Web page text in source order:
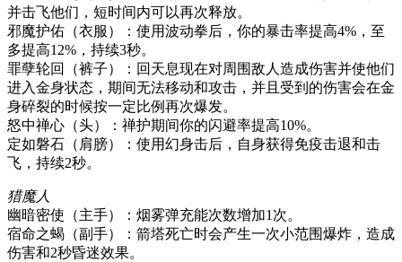
并击飞他们，短时间内可以再次释放。
邪魔护佑（衣服）：使用波动拳后，你的暴击率提高4%，至
多提高12%，持续3秒。
罪孽轮回（裤子）：回天息现在对周围敌人造成伤害并使他们
进入金身状态，期间无法移动和攻击，并且受到的伤害会在金
身碎裂的时候按一定比例再次爆发。
怒中禅心（头）：禅护期间你的闪避率提高10%。
定如磐石（肩膀）：使用幻身击后，自身获得免疫击退和击
飞，持续2秒。
猎魔人
幽暗密使（主手）：烟雾弹充能次数增加1次。
宿命之蝎（副手）：箭塔死亡时会产生一次小范围爆炸，造成
伤害和2秒昏迷效果。